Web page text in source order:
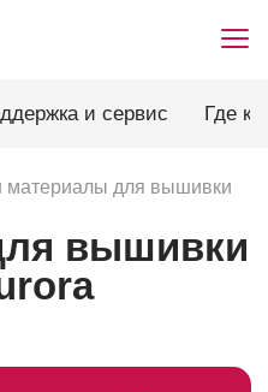
и сервис Где
материалы для вышивки
вышивки